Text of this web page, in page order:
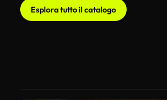
Esplora tutto il catalogo